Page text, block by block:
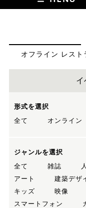
オフライン レス
イ
形式を選択
全て
オンライン
ジャンルを選択
全て
雑誌
アート
建築デザ
キッズ
映像
スマートフォン